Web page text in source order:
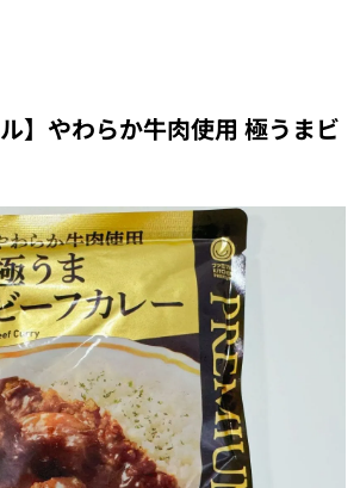
ル】やわらか牛肉使用 極うまビ